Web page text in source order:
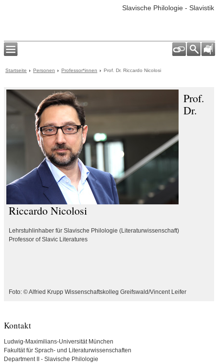
Slavische Philologie - Slavistik
Startseite Personen Professor*innen Prof. Dr. Riccardo Nicolosi
Prof.
Dr.
Riccardo Nicolosi
Lehrstuhlinhaber für Slavische Philologie (Literaturwissenschaft)
Professor of Slavic Literatures
Foto: © Alfried Krupp Wissenschaftskolleg Greifswald/Vincent Leifer
Kontakt
Ludwig-Maximilians-Universität München
Fakultät für Sprach- und Literaturwissenschaften
Department II - Slavische Philologie